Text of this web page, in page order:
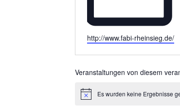
Webseite
http://www.fabi-rheinsieg.de/
Veranstaltungen von diesem
HinweisEs wurden keine Ergebnisse